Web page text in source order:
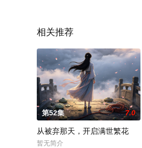
相关推荐
第52集 7.0
从被弃那天，开启满世繁花
暂无简介